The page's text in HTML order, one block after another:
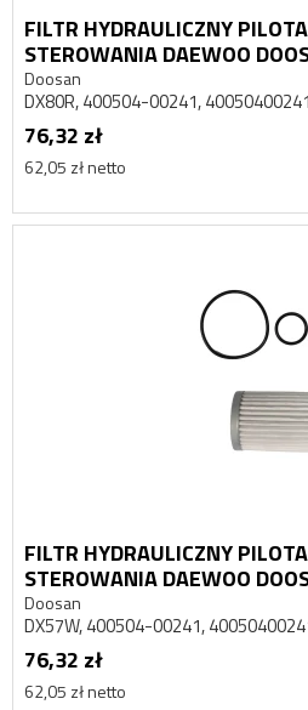
FILTR HYDRAULICZNY
STEROWANIA DAEWOO
Doosan
DX80R, 400504-00241, 40050400241
76,32 zł
62,05 zł netto
FILTR HYDRAULICZNY
STEROWANIA DAEWOO
Doosan
DX57W, 400504-00241,
76,32 zł
62,05 zł netto